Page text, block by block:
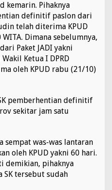
n
S
y
a
r
f
u
n
kemarin. Pihaknya
definitif paslon dari
telah diterima KPUD
Dimana sebelumnya,
Paket JADI yakni
Ketua I DPRD
oleh KPUD rabu (21/10)
pemberhentian definitif
sekitar jam satu
sempat was-was lantaran
oleh KPUD yakni 60 hari.
demikian, pihaknya
SK tersebut sudah